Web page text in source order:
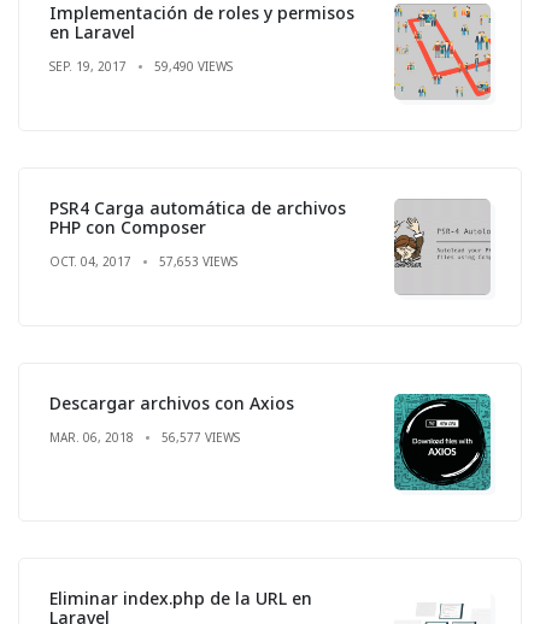
Implementación de roles y permisos
en Laravel
SEP. 19, 2017 59,490 VIEWS
PSR4 Carga automática de archivos
PHP con Composer
OCT. 04, 2017 57,653 VIEWS
Descargar archivos con Axios
MAR. 06, 2018 56,577 VIEWS
Eliminar index.php de la URL en
Laravel